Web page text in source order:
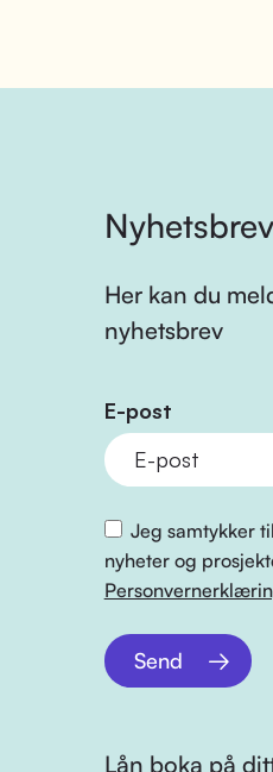
Nyhetsbrev
Her kan du
nyhetsbrev
E-post
Jeg samtykker
nyheter og
Send
Lån boka på